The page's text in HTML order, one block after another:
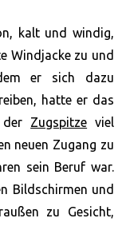
kalt und windig,
Windjacke zu und
er sich dazu
hatte er das
Zugspitze viel
neuen Zugang zu
sein Beruf war.
Bildschirmen und
zu Gesicht,